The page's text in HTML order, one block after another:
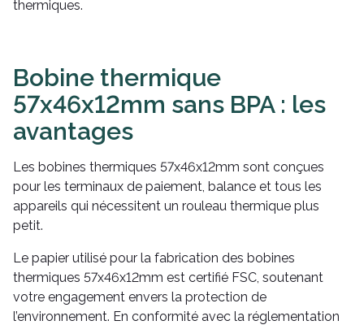
thermiques.
Bobine thermique
57x46x12mm sans BPA : les
avantages
Les bobines thermiques 57x46x12mm sont conçues
pour les terminaux de paiement, balance et tous les
appareils qui nécessitent un rouleau thermique plus
petit.
Le papier utilisé pour la fabrication des bobines
thermiques 57x46x12mm est certifié FSC, soutenant
votre engagement envers la protection de
l’environnement. En conformité avec la réglementation